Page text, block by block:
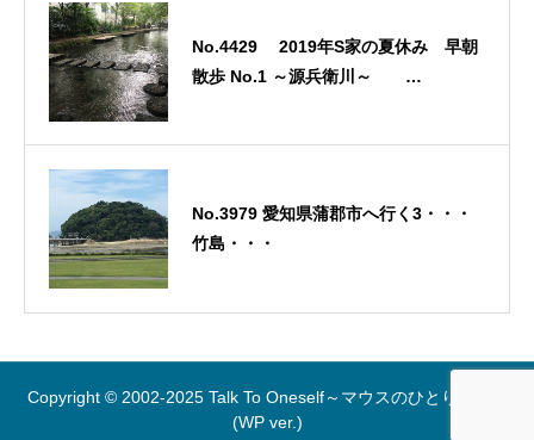
No.4429 2019年S家の夏休み 早朝
散歩 No.1 ～源兵衛川～
No.3979 愛知県蒲郡市へ行く3・・・
竹島・・・
Copyright © 2002-2025 Talk To Oneself～マウスのひとりごと～
(WP ver.)